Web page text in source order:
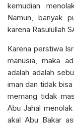
kemudian
Namun, banyak
karena Rasulullah
Karena perstiwa
manusia, maka
adalah adalah
iman dan tidak
memang tidak
Abu Jahal
akal Abu Bakar